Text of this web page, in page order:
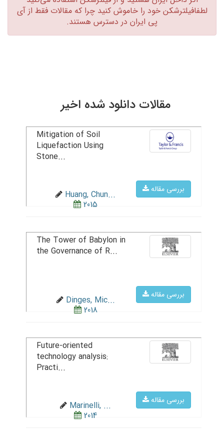
لطفافیلترشکن خود را خاموش کنید چرا که مقالات فقط از آی
پی ایران در دسترس هستند.‏
مقالات دانلود شده اخیر
بررسی مقاله
Mitigation of Soil
Liquefaction Using
Stone...
Huang, Chun...
2015
بررسی مقاله
The Tower of Babylon in
the Governance of R...
Dinges, Mic...
2018
بررسی مقاله
Future-oriented
technology analysis:
Practi...
Marinelli, ...
2014